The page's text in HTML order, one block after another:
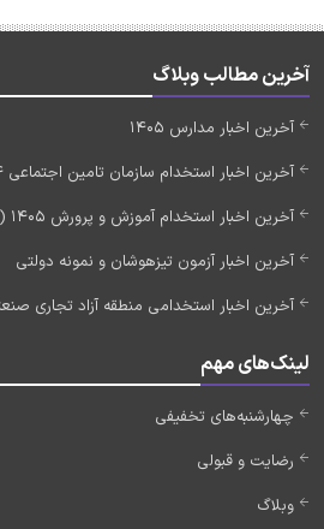
آخرین مطالب وبلاگ
آخرین اخبار مدارس 1405
آخرین اخبار استخدام سازمان تامین اجتماعی 1404 (به زودی)
آخرین اخبار استخدام آموزش و پرورش 1405 (به زودی)
آخرین اخبار آزمون تیزهوشان و نمونه دولتی
آخرین اخبار استخدامی منطقه آزاد تجاری صنعتی
لینک‌های مهم
چهارشنبه‌های تخفیفی
رضایت و قبولی
وبلاگ